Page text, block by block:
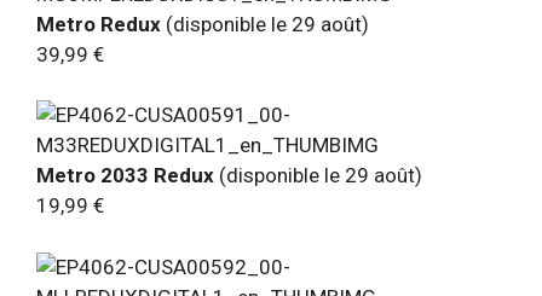
Metro Redux (disponible le 29 août)
39,99 €
Metro 2033 Redux (disponible le 29 août)
19,99 €